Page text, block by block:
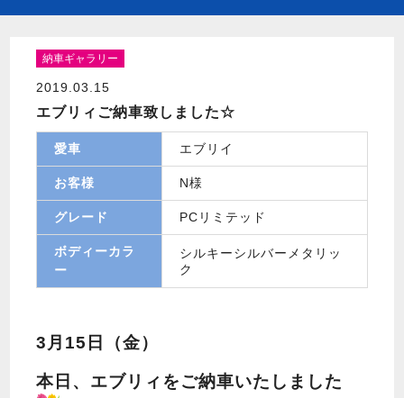
納車ギャラリー
2019.03.15
エブリィご納車致しました☆
愛車 エブリイ
お客様 N様
グレード PCリミテッド
ボディーカラ
ー
シルキーシルバーメタリッ
ク
3月15日（金）
本日、エブリィをご納車いたしました